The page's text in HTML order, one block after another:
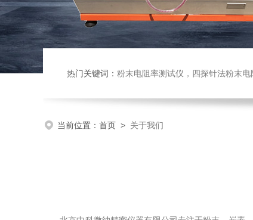
热门关键词： 粉末电阻率测试仪，四探针法粉末电阻率仪，压实密度仪，炭
当前位置： 首页 > 关于我们